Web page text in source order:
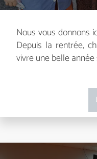
Nous vous donnons
Depuis la rentrée,
vivre une belle année